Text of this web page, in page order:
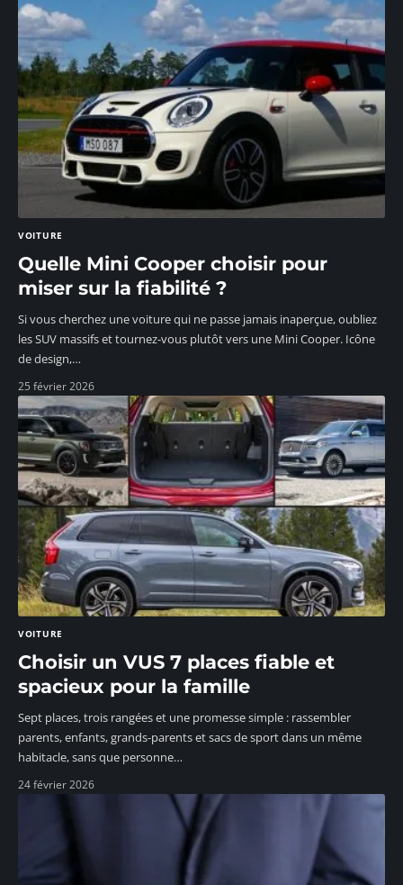
VOITURE
Quelle Mini Cooper choisir pour
miser sur la fiabilité ?
Si vous cherchez une voiture qui ne passe jamais inaperçue, oubliez
les SUV massifs et tournez-vous plutôt vers une Mini Cooper. Icône
de design,…
25 février 2026
VOITURE
Choisir un VUS 7 places fiable et
spacieux pour la famille
Sept places, trois rangées et une promesse simple : rassembler
parents, enfants, grands-parents et sacs de sport dans un même
habitacle, sans que personne…
24 février 2026